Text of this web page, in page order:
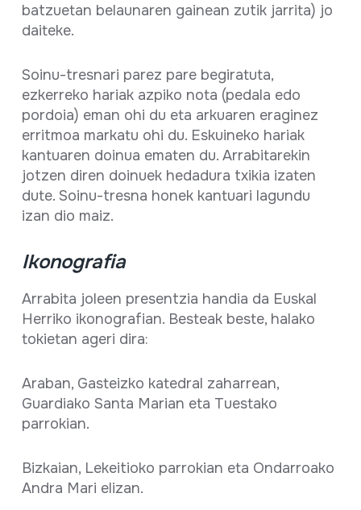
batzuetan belaunaren gainean zutik jarrita) jo
daiteke.
Soinu-tresnari parez pare begiratuta,
ezkerreko hariak azpiko nota (pedala edo
pordoia) eman ohi du eta arkuaren eraginez
erritmoa markatu ohi du. Eskuineko hariak
kantuaren doinua ematen du. Arrabitarekin
jotzen diren doinuek hedadura txikia izaten
dute. Soinu-tresna honek kantuari lagundu
izan dio maiz.
Ikonografia
Arrabita joleen presentzia handia da Euskal
Herriko ikonografian. Besteak beste, halako
tokietan ageri dira:
Araban, Gasteizko katedral zaharrean,
Guardiako Santa Marian eta Tuestako
parrokian.
Bizkaian, Lekeitioko parrokian eta Ondarroako
Andra Mari elizan.